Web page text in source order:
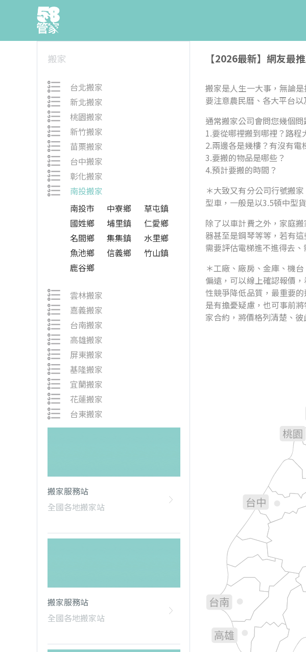
搬家
台北搬家
新北搬家
桃園搬家
新竹搬家
苗栗搬家
台中搬家
彰化搬家
南投搬家
南投市
中寮鄉
草屯鎮
國姓鄉
埔里鎮
仁愛鄉
名間鄉
集集鎮
水里鄉
魚池鄉
信義鄉
竹山鎮
鹿谷鄉
雲林搬家
嘉義搬家
台南搬家
高雄搬家
屏東搬家
基隆搬家
宜蘭搬家
花蓮搬家
台東搬家
搬家服務站
全國各地搬家站
搬家服務站
全國各地搬家站
【2026最新】網友最
搬家是人生一大事，無論
要注意農民曆、各大平台
通常搬家公司會問您幾個問
1.要從哪裡搬到哪裡？路程
2.兩邊各是幾樓？有沒有電
3.要搬的物品是哪些？
4.預計要搬的時間？
＊大致又有分公司行號搬
型車，一般是以3.5頓中型
除了以車計費之外，家庭
器甚至是鋼琴等等，若有
需要評估電梯進不進得去
＊工廠、廠房、金庫、機
偏遠，可以線上確認報價
性競爭降低品質，最重要
是有擔憂疑慮，也可事前
家合約，將價格列清楚、
桃園
台中
台南
高雄
苗栗
彰化
雲林
嘉義